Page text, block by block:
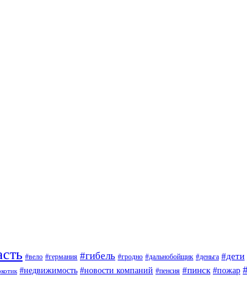
#вело #германия #гибель #гродно #дальнобойщик #деньга #дети
#недвижимость #новости компаний #пенсия #пинск #пожар